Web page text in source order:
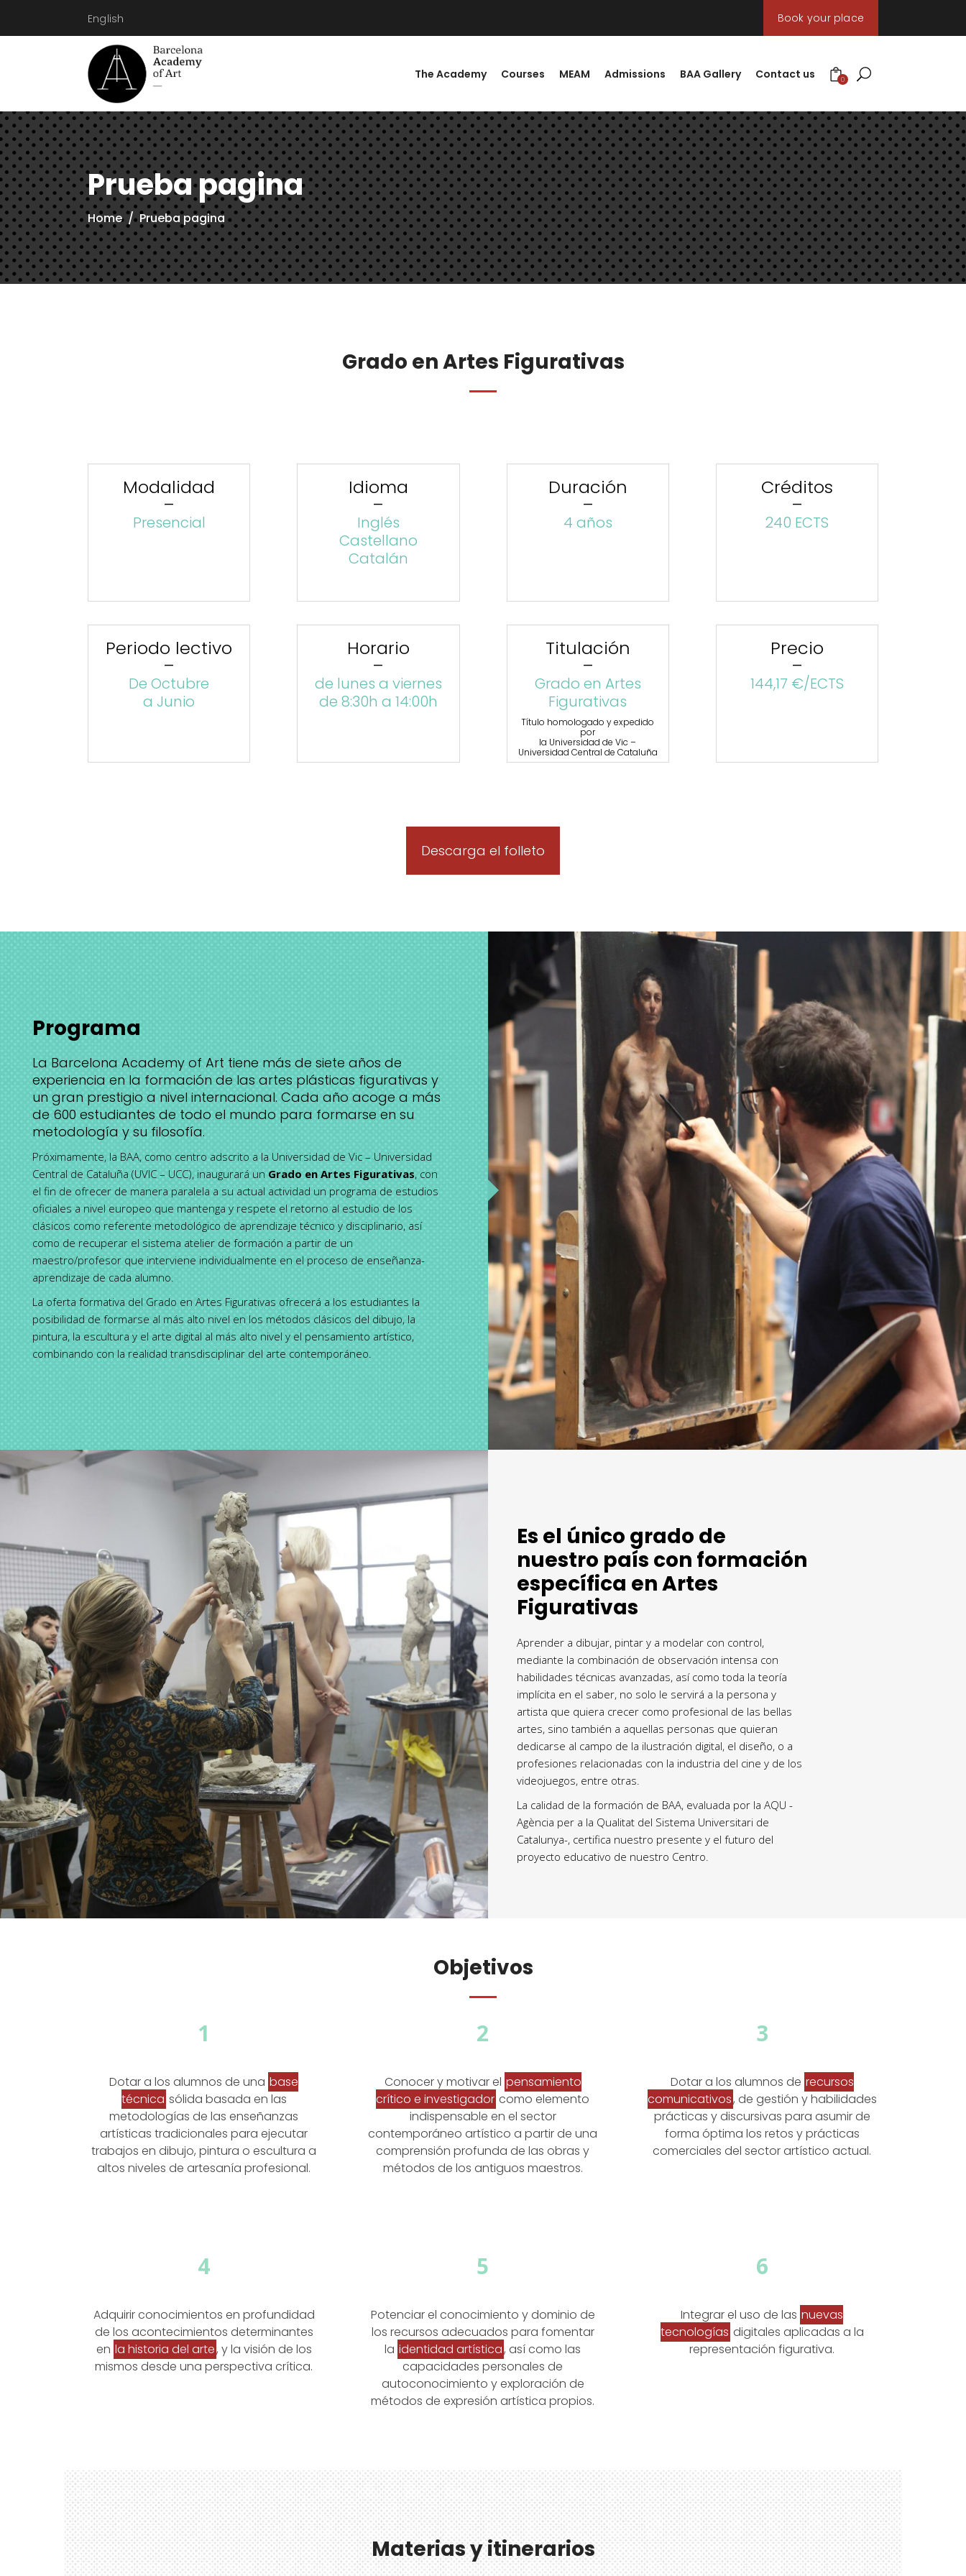
English Book your place
The Academy Courses MEAM Admissions BAA Gallery Contact us 0
Prueba pagina
Home/Prueba pagina
Grado en Artes Figurativas
Modalidad
–
Presencial
Periodo lectivo
–
De Octubre
a Junio
Idioma
–
Inglés
Castellano
Catalán
Horario
–
de lunes a viernes
de 8:30h a 14:00h
Duración
–
4 años
Titulación
–
Grado en Artes
Figurativas
Título homologado y expedido
por
la Universidad de Vic –
Universidad Central de Cataluña
Créditos
–
240 ECTS
Precio
–
144,17 €/ECTS
Descarga el folleto
Programa
La Barcelona Academy of Art tiene más de siete años de
experiencia en la formación de las artes plásticas figurativas y
un gran prestigio a nivel internacional. Cada año acoge a más
de 600 estudiantes de todo el mundo para formarse en su
metodología y su filosofía.
Próximamente, la BAA, como centro adscrito a la Universidad de Vic – Universidad
Central de Cataluña (UVIC – UCC), inaugurará un Grado en Artes Figurativas, con
el fin de ofrecer de manera paralela a su actual actividad un programa de estudios
oficiales a nivel europeo que mantenga y respete el retorno al estudio de los
clásicos como referente metodológico de aprendizaje técnico y disciplinario, así
como de recuperar el sistema atelier de formación a partir de un
maestro/profesor que interviene individualmente en el proceso de enseñanza-
aprendizaje de cada alumno.
La oferta formativa del Grado en Artes Figurativas ofrecerá a los estudiantes la
posibilidad de formarse al más alto nivel en los métodos clásicos del dibujo, la
pintura, la escultura y el arte digital al más alto nivel y el pensamiento artístico,
combinando con la realidad transdisciplinar del arte contemporáneo.
Es el único grado de
nuestro país con formación
específica en Artes
Figurativas
Aprender a dibujar, pintar y a modelar con control,
mediante la combinación de observación intensa con
habilidades técnicas avanzadas, así como toda la teoría
implícita en el saber, no solo le servirá a la persona y
artista que quiera crecer como profesional de las bellas
artes, sino también a aquellas personas que quieran
dedicarse al campo de la ilustración digital, el diseño, o a
profesiones relacionadas con la industria del cine y de los
videojuegos, entre otras.
La calidad de la formación de BAA, evaluada por la AQU -
Agència per a la Qualitat del Sistema Universitari de
Catalunya-, certifica nuestro presente y el futuro del
proyecto educativo de nuestro Centro.
Objetivos
1
Dotar a los alumnos de una base
técnica sólida basada en las
metodologías de las enseñanzas
artísticas tradicionales para ejecutar
trabajos en dibujo, pintura o escultura a
altos niveles de artesanía profesional.
2
Conocer y motivar el pensamiento
crítico e investigador como elemento
indispensable en el sector
contemporáneo artístico a partir de una
comprensión profunda de las obras y
métodos de los antiguos maestros.
3
Dotar a los alumnos de recursos
comunicativos, de gestión y habilidades
prácticas y discursivas para asumir de
forma óptima los retos y prácticas
comerciales del sector artístico actual.
4
Adquirir conocimientos en profundidad
de los acontecimientos determinantes
en la historia del arte, y la visión de los
mismos desde una perspectiva crítica.
5
Potenciar el conocimiento y dominio de
los recursos adecuados para fomentar
la identidad artística, así como las
capacidades personales de
autoconocimiento y exploración de
métodos de expresión artística propios.
6
Integrar el uso de las nuevas
tecnologías digitales aplicadas a la
representación figurativa.
Materias y itinerarios